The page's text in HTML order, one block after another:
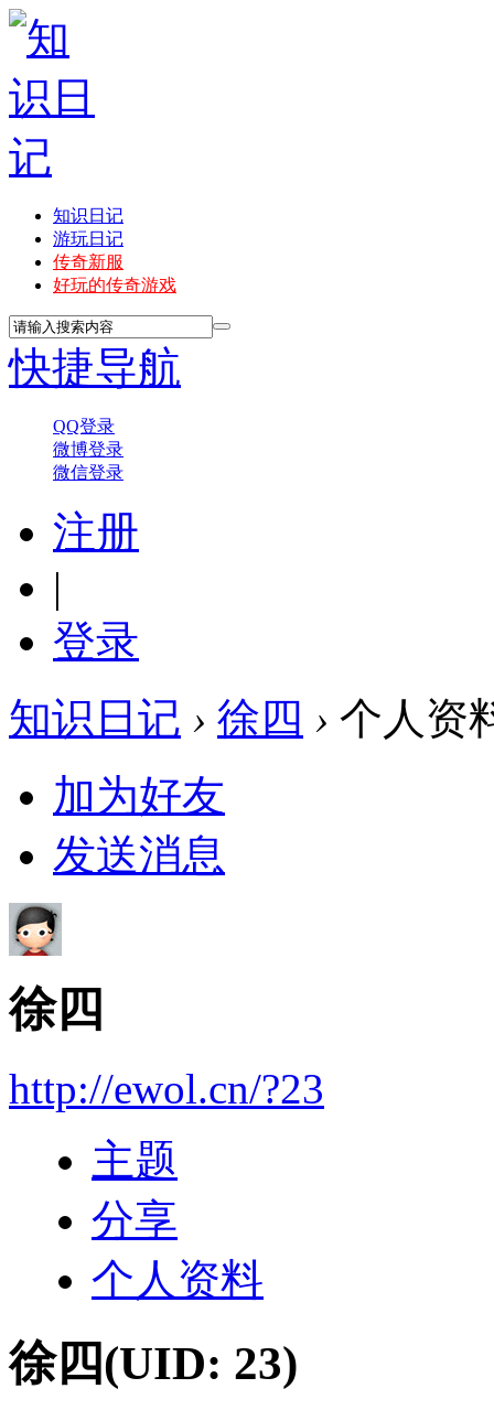
知识日记
游玩日记
传奇新服
好玩的传奇游戏
快捷导航
QQ登录
微博登录
微信登录
注册
|
登录
知识日记 › 徐四 › 个人资
加为好友
发送消息
徐四
http://ewol.cn/?23
主题
分享
个人资料
徐四(UID: 23)